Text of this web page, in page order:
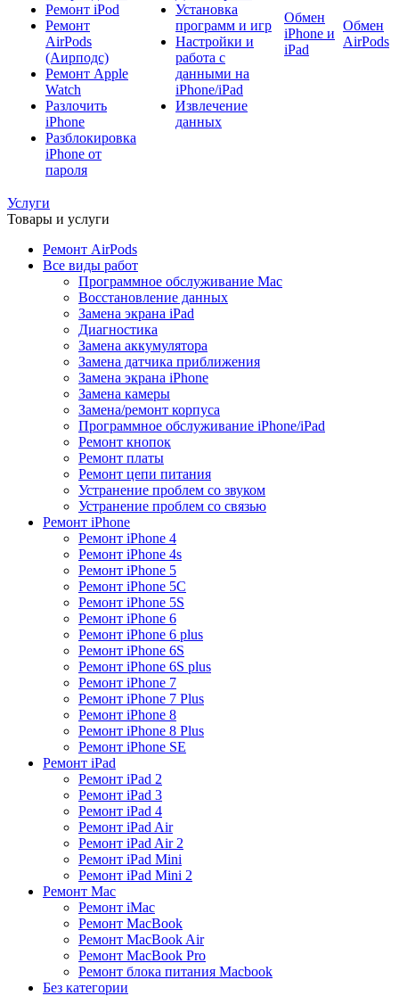
Ремонт iPod
Ремонт
AirPods
(Аирподс)
Ремонт Apple
Watch
Разлочить
iPhone
Разблокировка
iPhone от
пароля
Установка
программ и игр
Настройки и
работа с
данными на
iPhone/iPad
Извлечение
данных
Обмен
iPhone и
iPad
Обмен
AirPods
Услуги
Товары и услуги
Ремонт AirPods
Все виды работ
Программное обслуживание Mac
Восстановление данных
Замена экрана iPad
Диагностика
Замена аккумулятора
Замена датчика приближения
Замена экрана iPhone
Замена камеры
Замена/ремонт корпуса
Программное обслуживание iPhone/iPad
Ремонт кнопок
Ремонт платы
Ремонт цепи питания
Устранение проблем со звуком
Устранение проблем со связью
Ремонт iPhone
Ремонт iPhone 4
Ремонт iPhone 4s
Ремонт iPhone 5
Ремонт iPhone 5C
Ремонт iPhone 5S
Ремонт iPhone 6
Ремонт iPhone 6 plus
Ремонт iPhone 6S
Ремонт iPhone 6S plus
Ремонт iPhone 7
Ремонт iPhone 7 Plus
Ремонт iPhone 8
Ремонт iPhone 8 Plus
Ремонт iPhone SE
Ремонт iPad
Ремонт iPad 2
Ремонт iPad 3
Ремонт iPad 4
Ремонт iPad Air
Ремонт iPad Air 2
Ремонт iPad Mini
Ремонт iPad Mini 2
Ремонт Mac
Ремонт iMac
Ремонт MacBook
Ремонт MacBook Air
Ремонт MacBook Pro
Ремонт блока питания Macbook
Без категории